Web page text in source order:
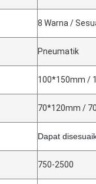
8 Warna /
Pneumatik
100*150mm /
70*120mm /
Dapat
750-2500